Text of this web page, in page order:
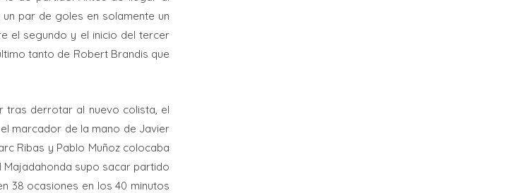
par de goles en solamente un
el segundo y el inicio del tercer
tanto de Robert Brandis que
tras derrotar al nuevo colista, el
marcador de la mano de Javier
Ribas y Pablo Muñoz colocaba
Majadahonda supo sacar partido
38 ocasiones en los 40 minutos